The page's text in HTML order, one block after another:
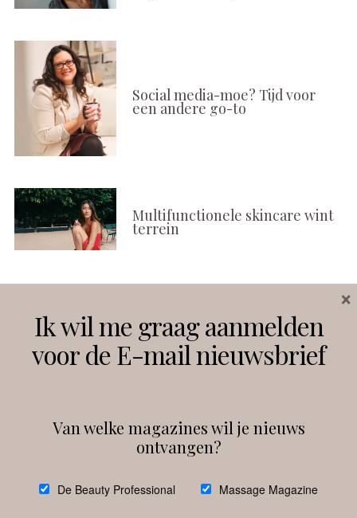
Social media-moe? Tijd voor
een andere go-to
Multifunctionele skincare wint
terrein
Instagram Facebook
debeautyprofessional
Ik wil me graag aanmelden
voor de E-mail nieuwsbrief
Van welke magazines wil je nieuws
ontvangen?
De Beauty Professional Massage Magazine
×